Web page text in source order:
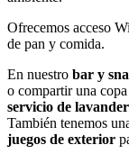
Ofrecemos acceso
de pan y comida.
En nuestro bar y
o compartir una
servicio de
También tenemos
juegos de exterior